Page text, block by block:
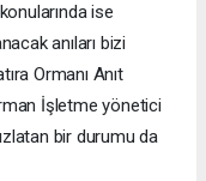
ise
anıları bizi
Ormanı Anıt
İşletme yönetici
bir durumu da